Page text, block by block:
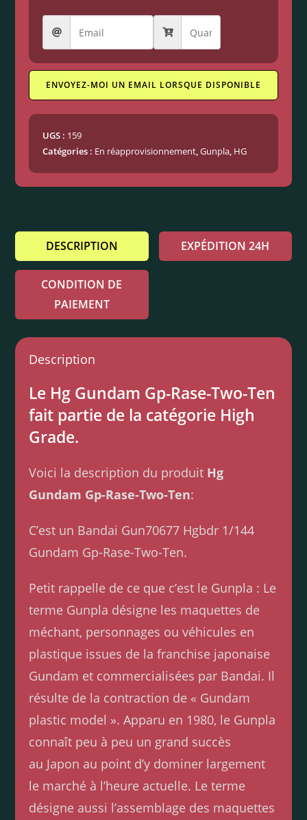
ENVOYEZ-MOI UN EMAIL LORSQUE DISPONIBLE
UGS : 159
Catégories : En réapprovisionnement,Gunpla, HG
DESCRIPTION EXPÉDITION 24H
CONDITION DE
PAIEMENT
Description
Le Hg Gundam Gp-Rase-Two-Ten
fait partie de la catégorie High
Grade.
Voici la description du produit Hg
Gundam Gp-Rase-Two-Ten:
C’est un Bandai Gun70677 Hgbdr 1/144
Gundam Gp-Rase-Two-Ten.
Petit rappelle de ce que c’est le Gunpla : Le
terme Gunpla désigne les maquettes de
méchant, personnages ou véhicules en
plastique issues de la franchise japonaise
Gundam et commercialisées par Bandai. Il
résulte de la contraction de « Gundam
plastic model ». Apparu en 1980, le Gunpla
connaît peu à peu un grand succès
au Japon au point d’y dominer largement
le marché à l’heure actuelle. Le terme
désigne aussi l’assemblage des maquettes